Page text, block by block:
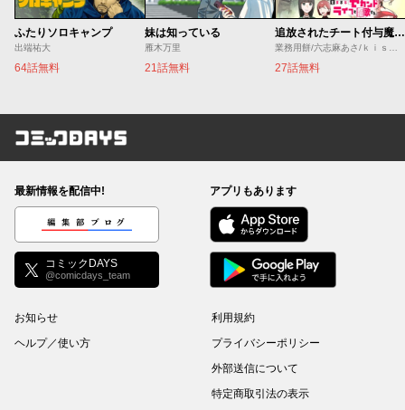
ふたりソロキャンプ
出端祐大
64話無料
妹は知っている
雁木万里
21話無料
追放されたチート付与魔術師は気ままなセカンドライフを謳歌する。 ～俺は武器だけじゃなく、あらゆるものに『強化ポイント』を付与できるし、俺の意思でいつでも効果を解除できるけど、残った人たち大丈夫？～
27話無料
コミックDAYS
最新情報を配信中!
編集部ブログ
コミックDAYS
@comicdays_team
アプリもあります
お知らせ
ヘルプ／使い方
利用規約
プライバシーポリシー
外部送信について
特定商取引法の表示